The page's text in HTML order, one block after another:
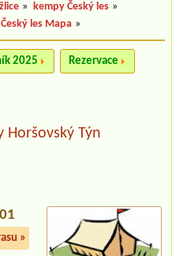
» kempy Český les »
les Mapa »
2025 Rezervace
Horšovský Týn
»